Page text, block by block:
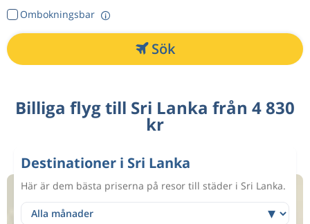
Ombokningsbar
Sök
Billiga flyg till Sri Lanka från 4 830
kr
Destinationer i Sri Lanka
Här är dem bästa priserna på resor till städer i Sri Lanka.